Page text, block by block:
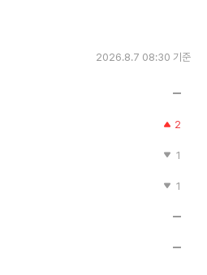
2026.8.7 08:30 기준
2
1
1